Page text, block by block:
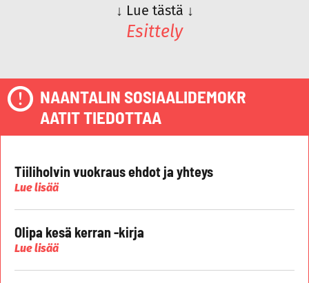
↓ Lue tästä ↓
Esittely
NAANTALIN SOSIAALIDEMOKR
AATIT TIEDOTTAA
Tiiliholvin vuokraus ehdot ja yhteys
Lue lisää
Olipa kesä kerran -kirja
Lue lisää